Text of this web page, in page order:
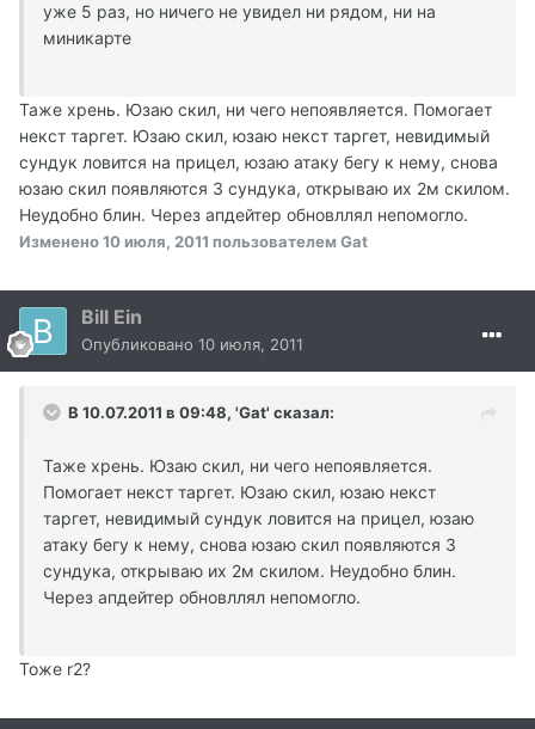
уже 5 раз, но ничего не увидел ни рядом, ни на
миникарте
Таже хрень. Юзаю скил, ни чего непоявляется. Помогает
некст таргет. Юзаю скил, юзаю некст таргет, невидимый
сундук ловится на прицел, юзаю атаку бегу к нему, снова
юзаю скил появляются 3 сундука, открываю их 2м скилом.
Неудобно блин. Через апдейтер обновллял непомогло.
Изменено10 июля, 2011 пользователем Gat
Bill Ein
Опубликовано 10 июля, 2011
В 10.07.2011 в 09:48, 'Gat' сказал:
Таже хрень. Юзаю скил, ни чего непоявляется.
Помогает некст таргет. Юзаю скил, юзаю некст
таргет, невидимый сундук ловится на прицел, юзаю
атаку бегу к нему, снова юзаю скил появляются 3
сундука, открываю их 2м скилом. Неудобно блин.
Через апдейтер обновллял непомогло.
Тоже r2?